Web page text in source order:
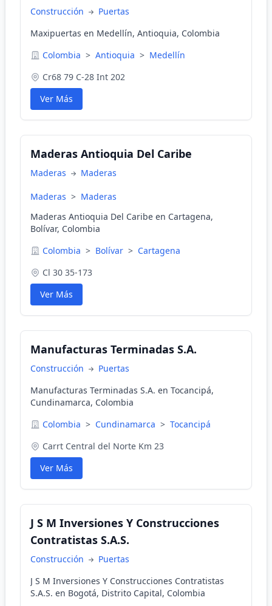
Construcción
Puertas
Maxipuertas en Medellín, Antioquia, Colombia
Colombia > Antioquia > Medellín
Cr68 79 C-28 Int 202
Ver Más
Maderas Antioquia Del Caribe
Maderas Maderas
Maderas > Maderas
Maderas Antioquia Del Caribe en Cartagena,
Bolívar, Colombia
Colombia > Bolívar > Cartagena
Cl 30 35-173
Ver Más
Manufacturas Terminadas S.A.
Construcción
Puertas
Manufacturas Terminadas S.A. en Tocancipá,
Cundinamarca, Colombia
Colombia > Cundinamarca > Tocancipá
Carrt Central del Norte Km 23
Ver Más
J S M Inversiones Y Construcciones
Contratistas S.A.S.
Construcción
Puertas
J S M Inversiones Y Construcciones Contratistas
S.A.S. en Bogotá, Distrito Capital, Colombia